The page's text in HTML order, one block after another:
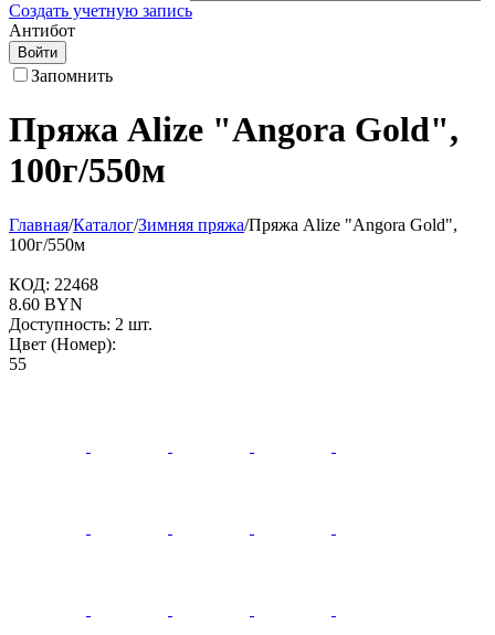
Создать учетную запись
Антибот
Войти
Запомнить
Пряжа Alize "Angora Gold",
100г/550м
Главная/Каталог/Зимняя пряжа/Пряжа Alize "Angora Gold",
100г/550м
КОД: 22468
8.60 BYN
Доступность: 2 шт.
Цвет (Номер):
55